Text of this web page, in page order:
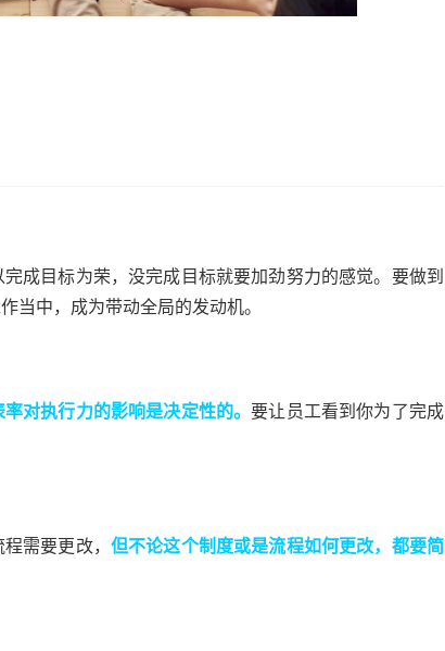
成目标为荣，没完成目标就要加劲努力的感觉。要做到
当中，成为带动全局的发动机。
对执行力的影响是决定性的。要让员工看到你为了完成
需要更改， 但不论这个制度或是流程如何更改，都要简